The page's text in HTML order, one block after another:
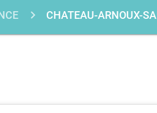
CHATEAU-ARNOUX-